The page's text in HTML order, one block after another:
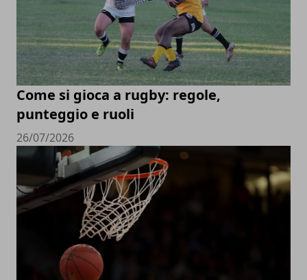
Come si gioca a rugby: regole,
punteggio e ruoli
26/07/2026